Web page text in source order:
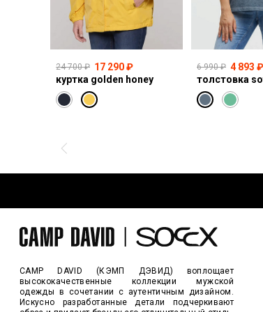
24 700 ₽ 17 290 ₽
куртка golden honey
6 990 ₽ 4 893 ₽
толстовка
CAMP DAVID (КЭМП ДЭВИД) воплощает
высококачественные коллекции мужской
одежды в сочетании с аутентичным дизайном.
Искусно разработанные детали подчеркивают